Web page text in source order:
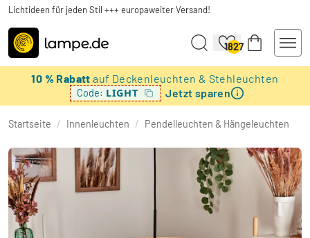
Lichtideen für jeden Stil +++ europaweiter Versand!
1827
10 % Rabattauf Deckenleuchten & Stehleuchten
Code: LIGHT Jetzt sparen
Startseite / Innenleuchten / Pendelleuchten & Hängeleuchten